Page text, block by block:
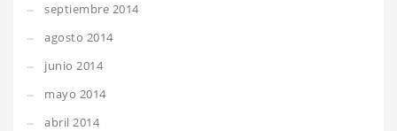
septiembre 2014
agosto 2014
junio 2014
mayo 2014
abril 2014